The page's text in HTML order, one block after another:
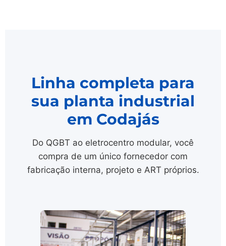
Linha completa para
sua planta industrial
em Codajás
Do QGBT ao eletrocentro modular, você
compra de um único fornecedor com
fabricação interna, projeto e ART próprios.